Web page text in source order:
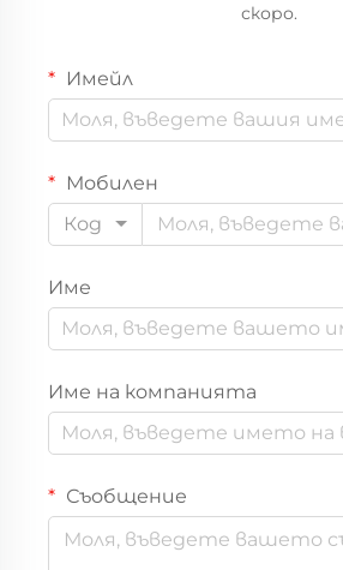
скоро.
Имейл
Мобилен
Код
Име
Име на компанията
Съобщение